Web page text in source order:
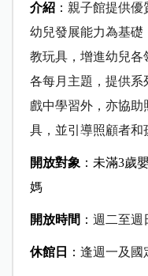
介紹： 親子館提供優
幼兒發展能力為基礎
教玩具，增進幼兒各
各每月主題，提供系
戲中學習外，亦協
具，並引導照顧者和
開放對象 ：未滿3歲
媽
開放時間 ： 週二至週
休館日 ： 逢週一及國